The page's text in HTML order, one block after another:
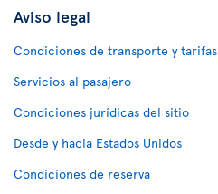
Aviso legal
Condiciones de transporte y tarifas
Servicios al pasajero
Condiciones jurídicas del sitio
Desde y hacia Estados Unidos
Condiciones de reserva